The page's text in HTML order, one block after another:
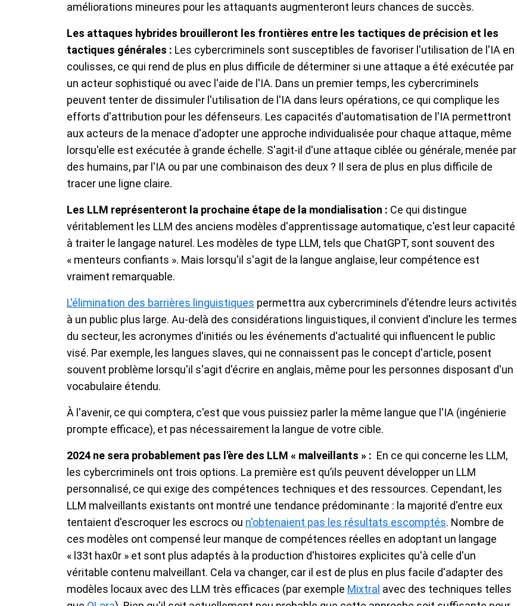
améliorations mineures pour les attaquants augmenteront leurs chances de succès.
Les attaques hybrides brouilleront les frontières entre les tactiques de précision et les
tactiques générales : Les cybercriminels sont susceptibles de favoriser l'utilisation de l'IA en
coulisses, ce qui rend de plus en plus difficile de déterminer si une attaque a été exécutée par
un acteur sophistiqué ou avec l'aide de l'IA. Dans un premier temps, les cybercriminels
peuvent tenter de dissimuler l'utilisation de l'IA dans leurs opérations, ce qui complique les
efforts d'attribution pour les défenseurs. Les capacités d'automatisation de l'IA permettront
aux acteurs de la menace d'adopter une approche individualisée pour chaque attaque, même
lorsqu'elle est exécutée à grande échelle. S'agit-il d'une attaque ciblée ou générale, menée par
des humains, par l'IA ou par une combinaison des deux ? Il sera de plus en plus difficile de
tracer une ligne claire.
Les LLM représenteront la prochaine étape de la mondialisation : Ce qui distingue
véritablement les LLM des anciens modèles d'apprentissage automatique, c'est leur capacité
à traiter le langage naturel. Les modèles de type LLM, tels que ChatGPT, sont souvent des
« menteurs confiants ». Mais lorsqu'il s'agit de la langue anglaise, leur compétence est
vraiment remarquable.
L'élimination des barrières linguistiques permettra aux cybercriminels d'étendre leurs activités
à un public plus large. Au-delà des considérations linguistiques, il convient d'inclure les termes
du secteur, les acronymes d'initiés ou les événements d'actualité qui influencent le public
visé. Par exemple, les langues slaves, qui ne connaissent pas le concept d'article, posent
souvent problème lorsqu'il s'agit d'écrire en anglais, même pour les personnes disposant d'un
vocabulaire étendu.
À l'avenir, ce qui comptera, c'est que vous puissiez parler la même langue que l'IA (ingénierie
prompte efficace), et pas nécessairement la langue de votre cible.
2024 ne sera probablement pas l'ère des LLM « malveillants » : En ce qui concerne les LLM,
les cybercriminels ont trois options. La première est qu’ils peuvent développer un LLM
personnalisé, ce qui exige des compétences techniques et des ressources. Cependant, les
LLM malveillants existants ont montré une tendance prédominante : la majorité d'entre eux
tentaient d'escroquer les escrocs ou n'obtenaient pas les résultats escomptés. Nombre de
ces modèles ont compensé leur manque de compétences réelles en adoptant un langage
« l33t hax0r » et sont plus adaptés à la production d'histoires explicites qu'à celle d'un
véritable contenu malveillant. Cela va changer, car il est de plus en plus facile d'adapter des
modèles locaux avec des LLM très efficaces (par exemple Mixtral avec des techniques telles